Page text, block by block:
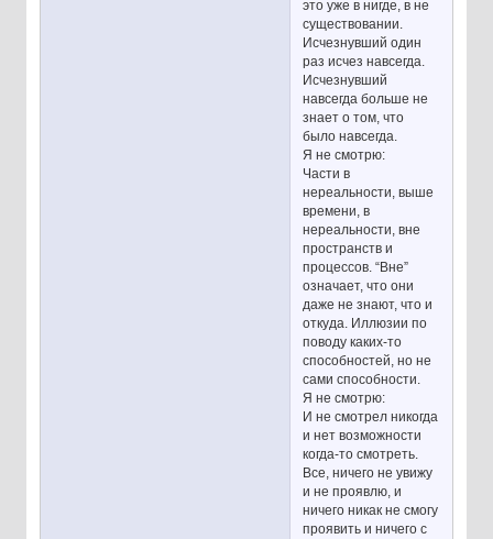
это уже в нигде, в не
существовании.
Исчезнувший один
раз исчез навсегда.
Исчезнувший
навсегда больше не
знает о том, что
было навсегда.
Я не смотрю:
Части в
нереальности, выше
времени, в
нереальности, вне
пространств и
процессов. “Вне”
означает, что они
даже не знают, что и
откуда. Иллюзии по
поводу каких-то
способностей, но не
сами способности.
Я не смотрю:
И не смотрел никогда
и нет возможности
когда-то смотреть.
Все, ничего не увижу
и не проявлю, и
ничего никак не смогу
проявить и ничего с